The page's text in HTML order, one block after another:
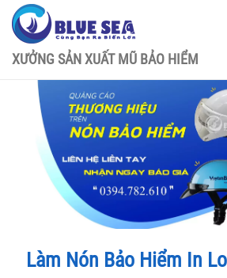
XƯỞNG SẢN XUẤT MŨ BẢO HIỂM
Làm Nón Bảo Hiểm In